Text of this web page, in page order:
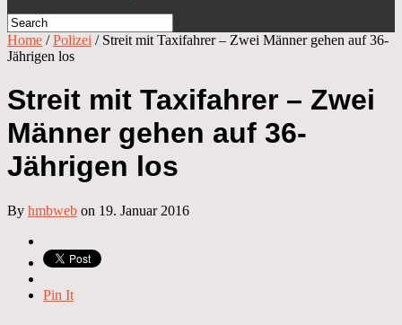
Home /Polizei / Streit mit Taxifahrer – Zwei Männer gehen auf 36-
Jährigen los
Streit mit Taxifahrer – Zwei
Männer gehen auf 36-
Jährigen los
By hmbweb on 19. Januar 2016
Pin It